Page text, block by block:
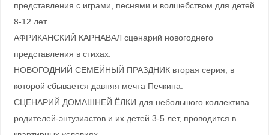
представления с играми, песнями и волшебством для детей
8-12 лет.
АФРИКАНСКИЙ КАРНАВАЛ сценарий новогоднего
представления в стихах.
НОВОГОДНИЙ СЕМЕЙНЫЙ ПРАЗДНИК вторая серия, в
которой сбывается давняя мечта Печкина.
СЦЕНАРИЙ ДОМАШНЕЙ ЁЛКИ для небольшого коллектива
родителей-энтузиастов и их детей 3-5 лет, проводится в